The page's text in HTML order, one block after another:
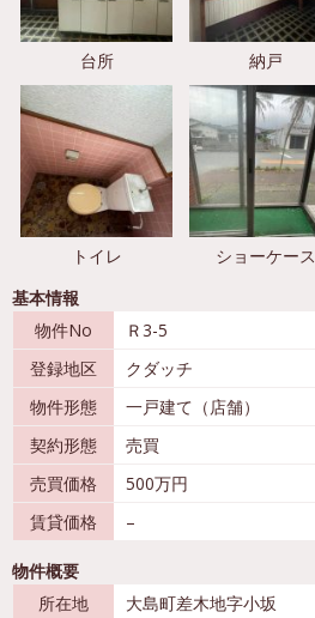
台所 納戸
トイレ ショーケース
基本情報
物件No
Ｒ3-5
登録地区
クダッチ
物件形態
一戸建て（店舗）
契約形態
売買
売買価格
500万円
賃貸価格
–
物件概要
所在地
大島町差木地字小坂